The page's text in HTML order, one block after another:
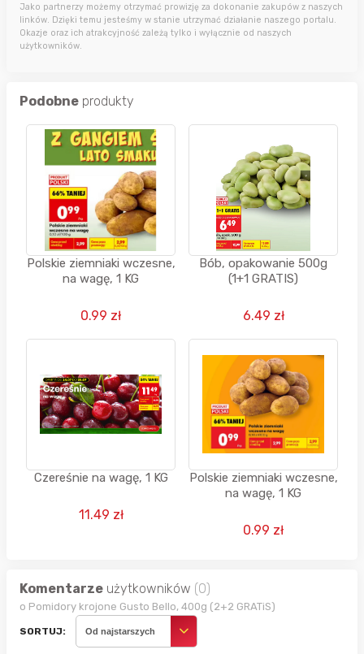
Jako partnerzy możemy otrzymać prowizję za dokonanie zakupów z naszych
linków. Dzięki temu jesteśmy w stanie utrzymać działanie naszego portalu.
Okazje oraz ich atrakcyjność zależą tylko i wyłącznie od naszych
użytkowników.
Podobne produkty
Polskie ziemniaki wczesne,
na wagę, 1 KG
0.99 zł
Bób, opakowanie 500g
(1+1 GRATIS)
6.49 zł
Czereśnie na wagę, 1 KG
11.49 zł
Polskie ziemniaki wczesne,
na wagę, 1 KG
0.99 zł
Komentarze użytkowników (0)
o Pomidory krojone Gusto Bello, 400g (2+2 GRATiS)
SORTUJ: Od najstarszych